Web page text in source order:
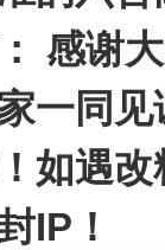
感谢
一同
如遇
IP！